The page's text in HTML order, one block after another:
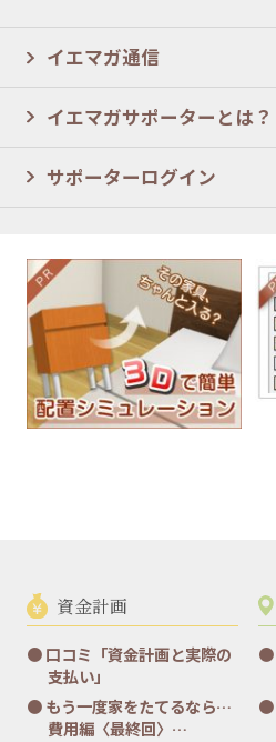
イエマガ通信
イエマガサポーターとは？
サポーターログイン
資金計画
口コミ「資金計画と実際の
支払い」
もう一度家をたてるなら…
費用編〈最終回〉…